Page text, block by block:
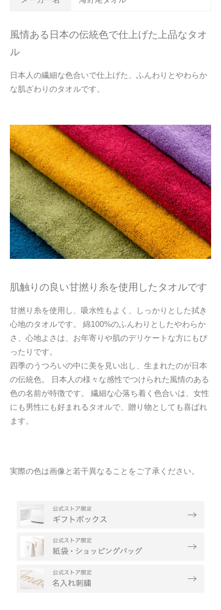
風情ある日本の伝統色で仕上げた上品なタオ
ル
日本人の繊細な色合いで仕上げた、ふんわりとやわらか
な肌ざわりのタオルです。
肌触りの良い甘撚り糸を使用したタオルです
甘撚り糸を使用し、吸水性もよく、しっかりとした拭き
心地のタオルです。 綿100%のふんわりとしたやわらか
さ、心地よさは、お年寄りや肌のデリケートな方にもぴ
ったりです。
四季のうつろいの中に美を見い出し、生まれたのが日本
の伝統色。 日本人の様々な感性でつけられた風情のある
色の名前が特徴です。 繊細な心落ち着く色合いは、女性
にも男性にも好まれるタオルで、贈り物としても喜ばれ
ます。
実際の色は画像と若干異なることをご了承ください。